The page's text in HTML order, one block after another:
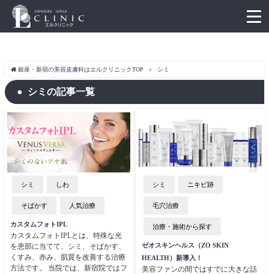
銀座・新宿の美容皮膚科はエルクリニックTOP シミ
シミの記事一覧
シミ しわ
そばかす 人気治療
カスタムフォトIPL
カスタムフォトIPLとは、特殊な光
を患部に当てて、シミ、そばかす、
くすみ、赤み、肌質を改善する治療
方法です。 当院では、新宿院ではフ
シミ ニキビ跡
毛穴治療
治療・施術から探す
ゼオスキンヘルス（ZO SKIN
HEALTH）新導入！
美容ファンの間ではすでに大きな話